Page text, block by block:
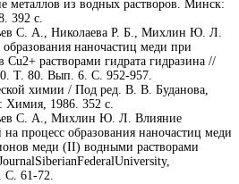
металлов из водных растворов. Минск:
392 с.
С. А., Николаева Р. Б., Михлин Ю. Л.
наночастиц меди при
Сu2+ растворами гидрата гидразина //
Т. 80. Вып. 6. С. 952-957.
химии / Под ред. В. В. Буданова,
1986. 352 с.
С. А., Михлин Ю. Л. Влияние
процесс образования наночастиц меди
меди (II) водными растворами
С. 61-72.